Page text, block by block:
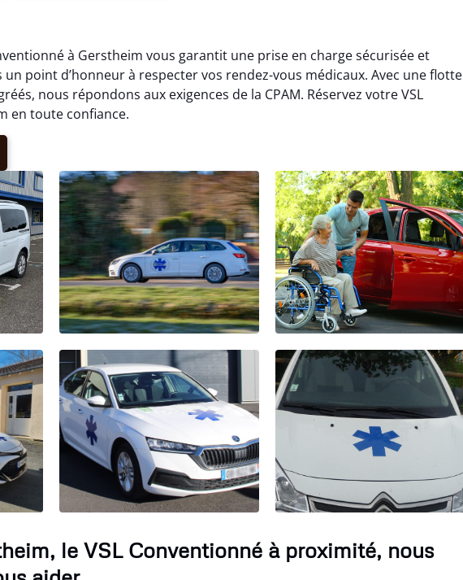
à Gerstheim vous garantit une prise en charge sécurisée et
point d’honneur à respecter vos rendez-vous médicaux. Avec une flotte
nous répondons aux exigences de la CPAM. Réservez votre VSL
en toute confiance.
le VSL Conventionné à proximité, nous